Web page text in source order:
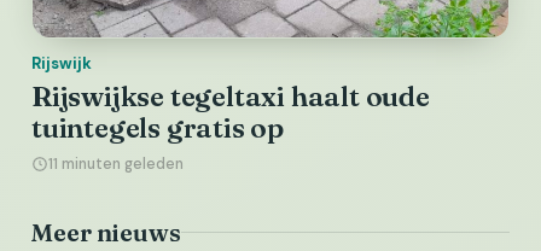
Rijswijk
Rijswijkse tegeltaxi haalt oude
tuintegels gratis op
11 minuten geleden
Meer nieuws